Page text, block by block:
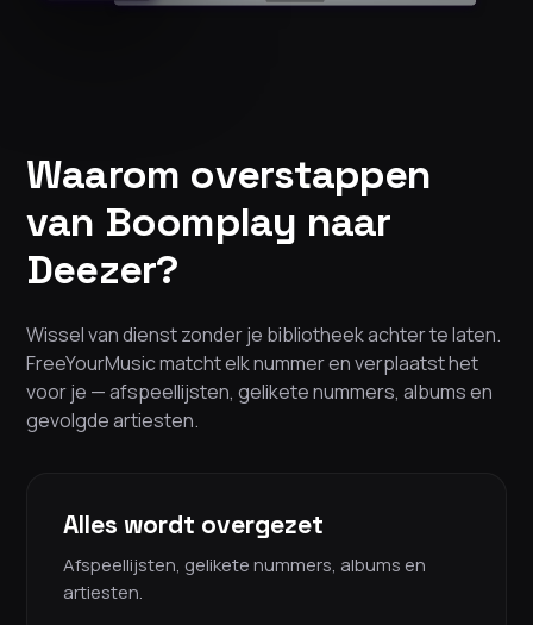
Waarom overstappen
van Boomplay naar
Deezer?
Wissel van dienst zonder je bibliotheek achter te laten.
FreeYourMusic matcht elk nummer en verplaatst het
voor je — afspeellijsten, gelikete nummers, albums en
gevolgde artiesten.
Alles wordt overgezet
Afspeellijsten, gelikete nummers, albums en
artiesten.